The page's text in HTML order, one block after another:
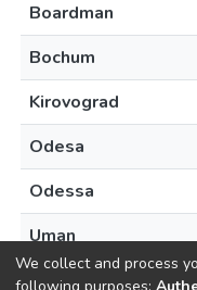
Boardman
Bochum
Kirovograd
Odesa
Odessa
Uman
We collect and process